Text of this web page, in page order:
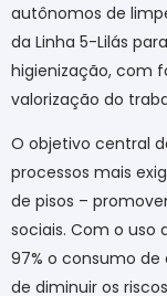
autônomos de
da Linha 5-Lilás
higienização, com
valorização do
O objetivo central
processos mais
de pisos –
sociais. Com o uso
97% o consumo de
de diminuir os